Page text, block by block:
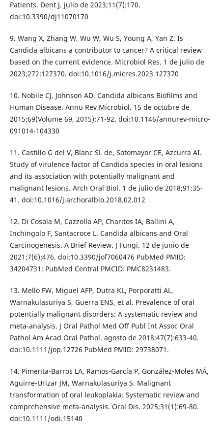
Patients. Dent J. julio de 2023;11(7):170.
doi:10.3390/dj11070170
9. Wang X, Zhang W, Wu W, Wu S, Young A, Yan Z. Is
Candida albicans a contributor to cancer? A critical review
based on the current evidence. Microbiol Res. 1 de julio de
2023;272:127370. doi:10.1016/j.micres.2023.127370
10. Nobile CJ, Johnson AD. Candida albicans Biofilms and
Human Disease. Annu Rev Microbiol. 15 de octubre de
2015;69(Volume 69, 2015):71-92. doi:10.1146/annurev-micro-
091014-104330
11. Castillo G del V, Blanc SL de, Sotomayor CE, Azcurra AI.
Study of virulence factor of Candida species in oral lesions
and its association with potentially malignant and
malignant lesions. Arch Oral Biol. 1 de julio de 2018;91:35-
41. doi:10.1016/j.archoralbio.2018.02.012
12. Di Cosola M, Cazzolla AP, Charitos IA, Ballini A,
Inchingolo F, Santacroce L. Candida albicans and Oral
Carcinogenesis. A Brief Review. J Fungi. 12 de junio de
2021;7(6):476. doi:10.3390/jof7060476 PubMed PMID:
34204731; PubMed Central PMCID: PMC8231483.
13. Mello FW, Miguel AFP, Dutra KL, Porporatti AL,
Warnakulasuriya S, Guerra ENS, et al. Prevalence of oral
potentially malignant disorders: A systematic review and
meta-analysis. J Oral Pathol Med Off Publ Int Assoc Oral
Pathol Am Acad Oral Pathol. agosto de 2018;47(7):633-40.
doi:10.1111/jop.12726 PubMed PMID: 29738071.
14. Pimenta-Barros LA, Ramos-García P, González-Moles MÁ,
Aguirre-Urizar JM, Warnakulasuriya S. Malignant
transformation of oral leukoplakia: Systematic review and
comprehensive meta-analysis. Oral Dis. 2025;31(1):69-80.
doi:10.1111/odi.15140